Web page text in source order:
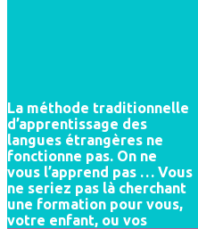
La méthode traditionnelle
d’apprentissage des
langues étrangères ne
fonctionne pas. On ne
vous l’apprend pas … Vous
ne seriez pas là cherchant
une formation pour vous,
votre enfant, ou vos